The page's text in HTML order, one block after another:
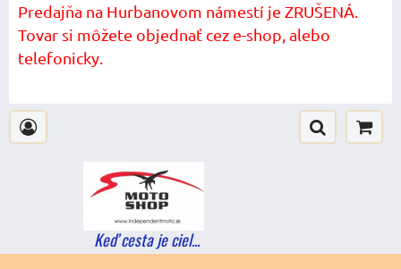
Predajňa na Hurbanovom námestí je ZRUŠENÁ.
Tovar si môžete objednať cez e-shop, alebo
telefonicky.
Keď cesta je ciel...